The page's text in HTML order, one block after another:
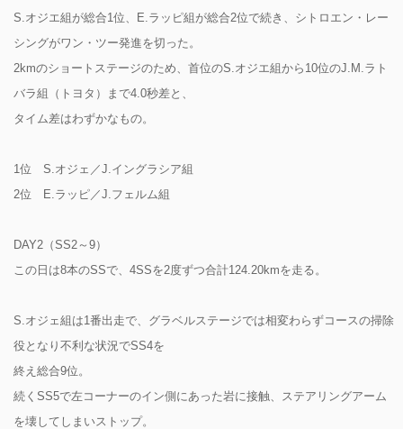
S.オジエ組が総合1位、E.ラッピ組が総合2位で続き、シトロエン・レー
シングがワン・ツー発進を切った。
2kmのショートステージのため、首位のS.オジエ組から10位のJ.M.ラト
バラ組（トヨタ）まで4.0秒差と、
タイム差はわずかなもの。
1位 S.オジェ／J.イングラシア組
2位 E.ラッピ／J.フェルム組
DAY2（SS2～9）
この日は8本のSSで、4SSを2度ずつ合計124.20kmを走る。
S.オジェ組は1番出走で、グラベルステージでは相変わらずコースの掃除
役となり不利な状況でSS4を
終え総合9位。
続くSS5で左コーナーのイン側にあった岩に接触、ステアリングアーム
を壊してしまいストップ。